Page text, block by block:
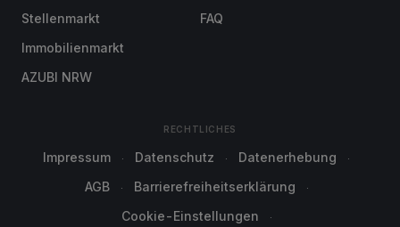
Stellenmarkt
Immobilienmarkt
AZUBI NRW
FAQ
RECHTLICHES
Impressum Datenschutz
Datenerhebung
AGB
Barrierefreiheitserklärung
Cookie-Einstellungen